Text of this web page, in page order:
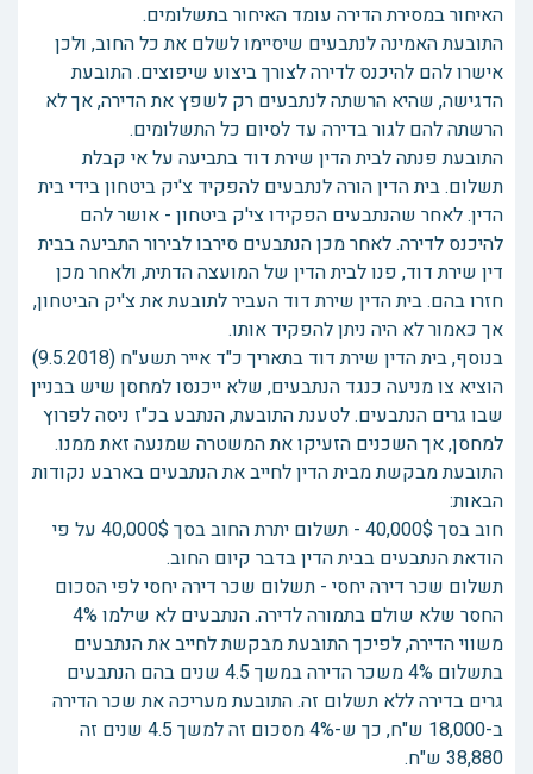
האיחור במסירת הדירה עומד האיחור בתשלומים.
התובעת האמינה לנתבעים שיסיימו לשלם את כל החוב, ולכן
אישרו להם להיכנס לדירה לצורך ביצוע שיפוצים. התובעת
הדגישה, שהיא הרשתה לנתבעים רק לשפץ את הדירה, אך לא
הרשתה להם לגור בדירה עד לסיום כל התשלומים.
התובעת פנתה לבית הדין שירת דוד בתביעה על אי קבלת
תשלום. בית הדין הורה לנתבעים להפקיד צ'יק ביטחון בידי בית
הדין. לאחר שהנתבעים הפקידו צי'ק ביטחון - אושר להם
להיכנס לדירה. לאחר מכן הנתבעים סירבו לבירור התביעה בבית
דין שירת דוד, פנו לבית הדין של המועצה הדתית, ולאחר מכן
חזרו בהם. בית הדין שירת דוד העביר לתובעת את צ'יק הביטחון,
אך כאמור לא היה ניתן להפקיד אותו.
בנוסף, בית הדין שירת דוד בתאריך כ"ד אייר תשע"ח (9.5.2018)
הוציא צו מניעה כנגד הנתבעים, שלא ייכנסו למחסן שיש בבניין
שבו גרים הנתבעים. לטענת התובעת, הנתבע בכ"ז ניסה לפרוץ
למחסן, אך השכנים הזעיקו את המשטרה שמנעה זאת ממנו.
התובעת מבקשת מבית הדין לחייב את הנתבעים בארבע נקודות
הבאות:
חוב בסך 40,000$ - תשלום יתרת החוב בסך 40,000$ על פי
הודאת הנתבעים בבית הדין בדבר קיום החוב.
תשלום שכר דירה יחסי - תשלום שכר דירה יחסי לפי הסכום
החסר שלא שולם בתמורה לדירה. הנתבעים לא שילמו 4%
משווי הדירה, לפיכך התובעת מבקשת לחייב את הנתבעים
בתשלום 4% משכר הדירה במשך 4.5 שנים בהם הנתבעים
גרים בדירה ללא תשלום זה. התובעת מעריכה את שכר הדירה
ב-18,000 ש"ח, כך ש-4% מסכום זה למשך 4.5 שנים זה
38,880 ש"ח.